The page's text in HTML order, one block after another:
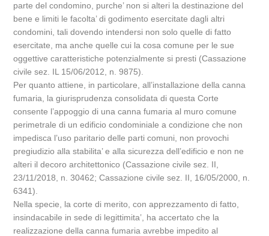
parte del condomino, purche’ non si alteri la destinazione del
bene e limiti le facolta’ di godimento esercitate dagli altri
condomini, tali dovendo intendersi non solo quelle di fatto
esercitate, ma anche quelle cui la cosa comune per le sue
oggettive caratteristiche potenzialmente si presti (Cassazione
civile sez. IL 15/06/2012, n. 9875).
Per quanto attiene, in particolare, all’installazione della canna
fumaria, la giurisprudenza consolidata di questa Corte
consente l’appoggio di una canna fumaria al muro comune
perimetrale di un edificio condominiale a condizione che non
impedisca l’uso paritario delle parti comuni, non provochi
pregiudizio alla stabilita’ e alla sicurezza dell’edificio e non ne
alteri il decoro architettonico (Cassazione civile sez. II,
23/11/2018, n. 30462; Cassazione civile sez. II, 16/05/2000, n.
6341).
Nella specie, la corte di merito, con apprezzamento di fatto,
insindacabile in sede di legittimita’, ha accertato che la
realizzazione della canna fumaria avrebbe impedito al